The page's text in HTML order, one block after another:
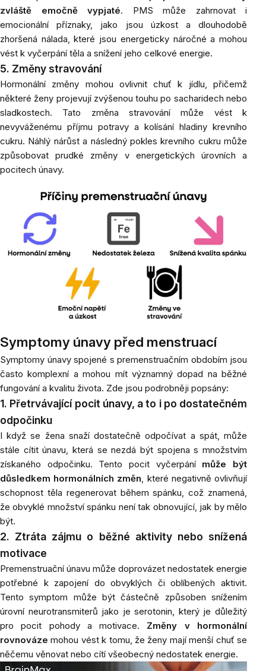
zvláště emočně vypjaté. PMS může zahrnovat i
emocionální příznaky, jako jsou úzkost a dlouhodobě
zhoršená nálada, které jsou energeticky náročné a mohou
vést k vyčerpání těla a snížení jeho celkové energie.
5. Změny stravování
Hormonální změny mohou ovlivnit chuť k jídlu, přičemž
některé ženy projevují zvýšenou touhu po sacharidech nebo
sladkostech. Tato změna stravování může vést k
nevyváženému příjmu potravy a kolísání hladiny krevního
cukru. Náhlý nárůst a následný pokles krevního cukru může
způsobovat prudké změny v energetických úrovních a
pocitech únavy.
Symptomy únavy před menstruací
Symptomy únavy spojené s premenstruačním obdobím jsou
často komplexní a mohou mít významný dopad na běžné
fungování a kvalitu života. Zde jsou podrobněji popsány:
1. Přetrvávající pocit únavy, a to i po dostatečném
odpočinku
I když se žena snaží dostatečně odpočívat a spát, může
stále cítit únavu, která se nezdá být spojena s množstvím
získaného odpočinku. Tento pocit vyčerpání může být
důsledkem hormonálních změn, které negativně ovlivňují
schopnost těla regenerovat během spánku, což znamená,
že obvyklé množství spánku není tak obnovující, jak by mělo
být.
2. Ztráta zájmu o běžné aktivity nebo snížená
motivace
Premenstruační únavu může doprovázet nedostatek energie
potřebné k zapojení do obvyklých či oblíbených aktivit.
Tento symptom může být částečně způsoben snížením
úrovní neurotransmiterů jako je serotonin, který je důležitý
pro pocit pohody a motivace. Změny v hormonální
rovnovázemohou vést k tomu, že ženy mají menší chuť se
něčemu věnovat nebo cítí všeobecný nedostatek energie.